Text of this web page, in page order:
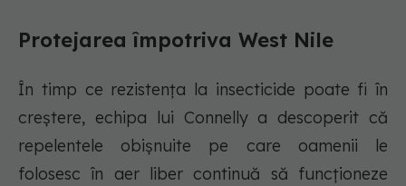
Protejarea împotriva West Nile
În timp ce rezistența la insecticide poate fi în
creștere, echipa lui Connelly a descoperit că
repelentele obișnuite pe care oamenii le
folosesc în aer liber continuă să funcționeze